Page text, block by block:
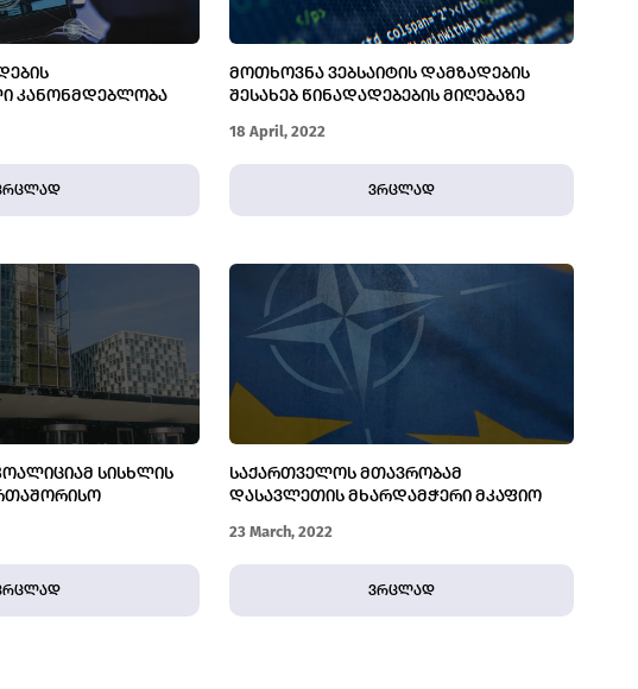
ᲙᲐᲜᲝᲜᲛᲓᲔᲑᲚᲝᲑᲐ
ᲛᲝᲗᲮᲝᲕᲜᲐ ᲕᲔᲑᲡᲐᲘᲢᲘᲡ ᲓᲐᲛᲖᲐᲓᲔᲑᲘᲡ
ᲨᲔᲡᲐᲮᲔᲑ ᲬᲘᲜᲐᲓᲐᲓᲔᲑᲔᲑᲘᲡ ᲛᲘᲦᲔᲑᲐᲖᲔ
18 April, 2022
ვრცლად
ᲡᲘᲡᲮᲚᲘᲡ
ᲡᲐᲥᲐᲠᲗᲕᲔᲚᲝᲡ ᲛᲗᲐᲕᲠᲝᲑᲐᲛ
ᲓᲐᲡᲐᲕᲚᲔᲗᲘᲡ ᲛᲮᲐᲠᲓᲐᲛᲭᲔᲠᲘ ᲛᲙᲐᲤᲘᲝ
23 March, 2022
ვრცლად